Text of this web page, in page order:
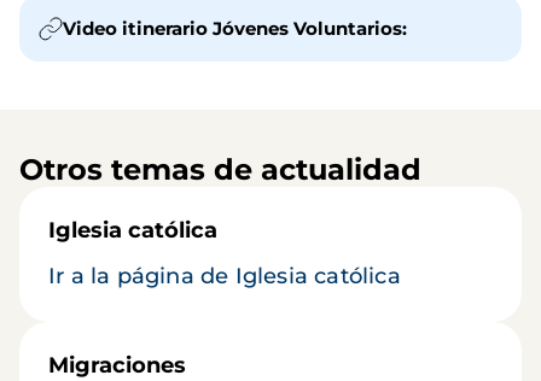
Video itinerario Jóvenes Voluntarios:
Otros temas de actualidad
Iglesia católica
Ir a la página de Iglesia católica
Migraciones